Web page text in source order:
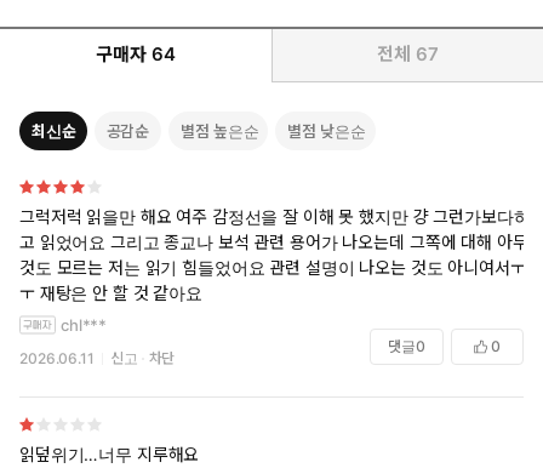
구매자 64 전체 67
최신순 공감순 별점 높은순 별점 낮은순
그럭저럭 읽을만 해요 여주 감정선을 잘 이해 못 했지만 걍 그런가보다하
고 읽었어요 그리고 종교나 보석 관련 용어가 나오는데 그쪽에 대해 아무
것도 모르는 저는 읽기 힘들었어요 관련 설명이 나오는 것도 아니여서ㅜ
ㅜ 재탕은 안 할 것 같아요
chl***
2026.06.11 신고 차단
댓글0 0
읽덮위기…너무 지루해요